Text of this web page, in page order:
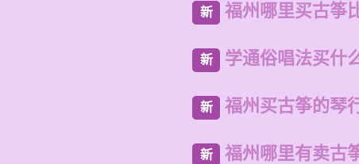
新 福州哪里买古筝
新 学通俗唱法买什
新 福州买古筝的琴
新 福州哪里有卖古